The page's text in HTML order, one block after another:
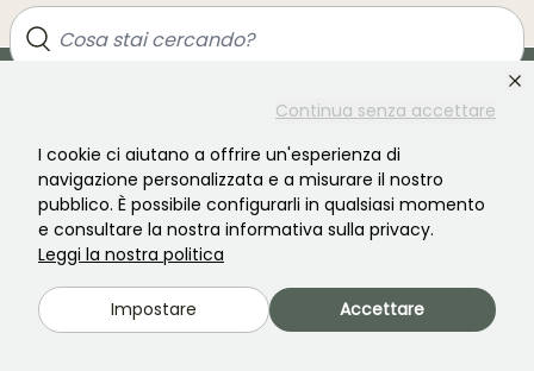
Continua senza accettare
I cookie ci aiutano a offrire un'esperienza di
navigazione personalizzata e a misurare il nostro
pubblico. È possibile configurarli in qualsiasi momento
e consultare la nostra informativa sulla privacy.
Leggi la nostra politica
Impostare Accettare
Unisciti alla comunità degli amanti delle piante!